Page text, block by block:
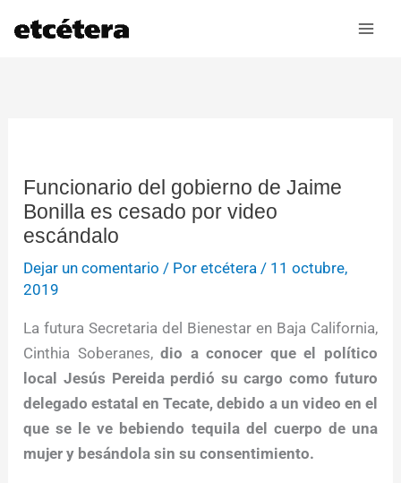
Funcionario del gobierno de Jaime
Bonilla es cesado por video
escándalo
Dejar un comentario / Poretcétera / 11 octubre,
2019
La futura Secretaria del Bienestar en Baja California,
Cinthia Soberanes,dio a conocer que el político
local Jesús Pereida perdió su cargo como futuro
delegado estatal en Tecate, debido a un video en el
que se le ve bebiendo tequila del cuerpo de una
mujer y besándola sin su consentimiento.